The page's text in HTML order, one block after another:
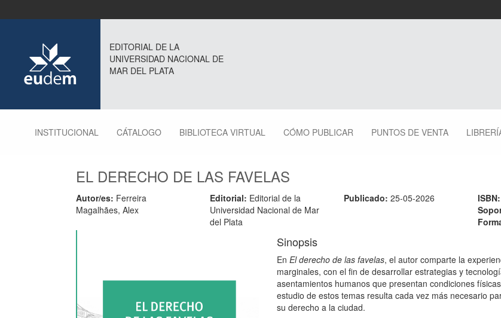
EDITORIAL DE LA
UNIVERSIDAD NACIONAL DE
MAR DEL PLATA
INSTITUCIONAL CÁTALOGO BIBLIOTECA VIRTUAL CÓMO PUBLICAR PUNTOS DE VENTA
EL DERECHO DE LAS FAVELAS
Autor/es: Ferreira
Magalhães, Alex
Editorial: Editorial de la
Universidad Nacional de Mar
del Plata
Publicado: 25-05-2026
ISBN:
Sinopsis
En El derecho de las favelas, el autor comparte la
marginales, con el fin de desarrollar estrategias y
asentamientos humanos que presentan condiciones
estudio de estos temas resulta cada vez más necesario
su derecho a la ciudad.